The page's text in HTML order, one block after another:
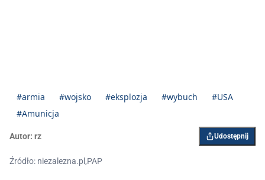
#armia #wojsko #eksplozja #wybuch
#USA
#Amunicja
Autor: rz Udostępnij
Źródło: niezalezna.pl,PAP